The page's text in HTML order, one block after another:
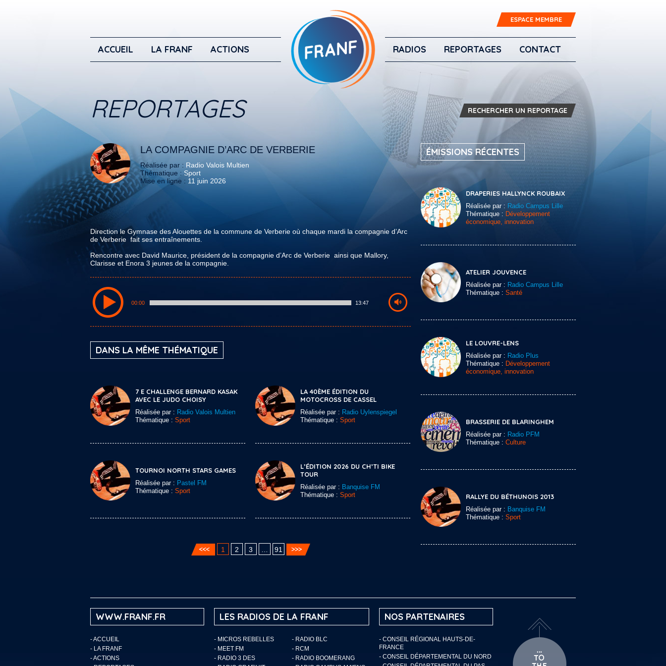
ESPACE MEMBRE
ACCUEIL LA FRANF ACTIONS RADIOS REPORTAGES CONTACT
REPORTAGES RECHERCHER UN REPORTAGE
LA COMPAGNIE D’ARC DE VERBERIE
Réalisée par : Radio Valois Multien
Thématique : Sport
Mise en ligne : 11 juin 2026
Direction le Gymnase des Alouettes de la commune de Verberie où chaque mardi la compagnie d’Arc
de Verberie fait ses entraînements.
Rencontre avec David Maurice, président de la compagnie d’Arc de Verberie ainsi que Mallory,
Clarisse et Enora 3 jeunes de la compagnie.
00:00 13:47
DANS LA MÊME THÉMATIQUE
7 E CHALLENGE BERNARD KASAK
AVEC LE JUDO CHOISY
Réalisée par : Radio Valois Multien
Thématique : Sport
LA 40ÈME ÉDITION DU
MOTOCROSS DE CASSEL
Réalisée par : Radio Uylenspiegel
Thématique : Sport
TOURNOI NORTH STARS GAMES
Réalisée par : Pastel FM
Thématique : Sport
L’ÉDITION 2026 DU CH’TI BIKE
TOUR
Réalisée par : Banquise FM
Thématique : Sport
1 2 3 91
ÉMISSIONS RÉCENTES
DRAPERIES HALLYNCK ROUBAIX
Réalisée par : Radio Campus Lille
Thématique : Développement
économique, innovation
ATELIER JOUVENCE
Réalisée par : Radio Campus Lille
Thématique : Santé
LE LOUVRE-LENS
Réalisée par : Radio Plus
Thématique : Développement
économique, innovation
BRASSERIE DE BLARINGHEM
Réalisée par : Radio PFM
Thématique : Culture
RALLYE DU BÉTHUNOIS 2013
Réalisée par : Banquise FM
Thématique : Sport
WWW.FRANF.FR
-ACCUEIL
- LA FRANF
-ACTIONS
LES RADIOS DE LA FRANF
- MICROS REBELLES
- RADIO BLC
- MEET FM
- RCM
- RADIO 3 DES
- RADIO BOOMERANG
NOS PARTENAIRES
- CONSEIL RÉGIONAL HAUTS-DE-
FRANCE
- CONSEIL DÉPARTEMENTAL DU NORD